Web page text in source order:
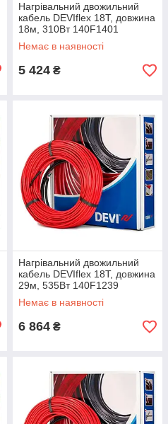
Нагрівальний двожильний
кабель DEVIflex 18T, довжина
18м, 310Вт 140F1401
Немає в наявності
5 424 ₴
Нагрівальний двожильний
кабель DEVIflex 18T, довжина
29м, 535Вт 140F1239
Немає в наявності
6 864 ₴